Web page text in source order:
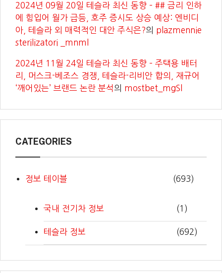
2024년 09월 20일 테슬라 최신 동향 – ## 금리 인하
에 힘입어 월가 급등, 호주 증시도 상승 예상: 엔비디
아, 테슬라 외 매력적인 대안 주식은?의 plazmennie
sterilizatori _mnml
2024년 11월 24일 테슬라 최신 동향 – 주택용 배터
리, 머스크-베조스 경쟁, 테슬라-리비안 합의, 재규어
‘깨어있는’ 브랜드 논란 분석의 mostbet_mgSl
CATEGORIES
정보 테이블 (693)
국내 전기차 정보 (1)
테슬라 정보 (692)